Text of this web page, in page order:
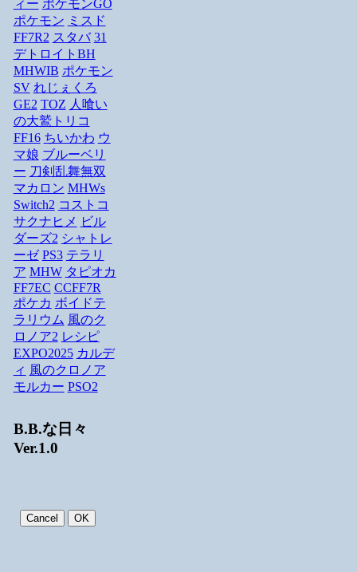
ィー ポケモンGO
ポケモン ミスド
FF7R2 スタバ 31
デトロイトBH
MHWIB ポケモン
SV れじぇくろ
GE2 TOZ 人喰い
の大鷲トリコ
FF16 ちいかわ ウ
マ娘 ブルーベリ
ー 刀剣乱舞無双
マカロン MHWs
Switch2 コストコ
サクナヒメ ビル
ダーズ2 シャトレ
ーゼ PS3 テラリ
ア MHW タピオカ
FF7EC CCFF7R
ポケカ ボイドテ
ラリウム 風のク
ロノア2 レシピ
EXPO2025 カルデ
ィ 風のクロノア
モルカー PSO2
B.B.な日々
Ver.1.0